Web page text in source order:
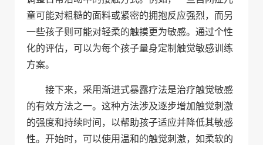
童可能对粗糙的面料或紧密的拥抱反应强烈，而另
一些孩子则可能对轻柔的触摸更为敏感。通过个性
化的评估，可以为每个孩子量身定制触觉敏感训练
方案。
接下来，采用渐进式暴露疗法是治疗触觉敏感
的有效方法之一。这种方法涉及逐步增加触觉刺激
的强度和持续时间，以帮助孩子适应并降低其敏感
性。开始时，可以使用温和的触觉刺激，如柔软的